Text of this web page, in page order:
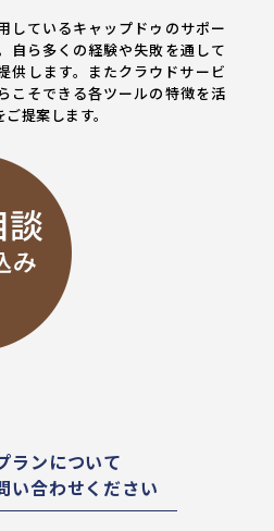
しているキャップドゥのサポー
自ら多くの経験や失敗を通して
供します。
またクラウドサービ
こそできる各ツールの特徴を活
提案します。
ランについて
い合わせください